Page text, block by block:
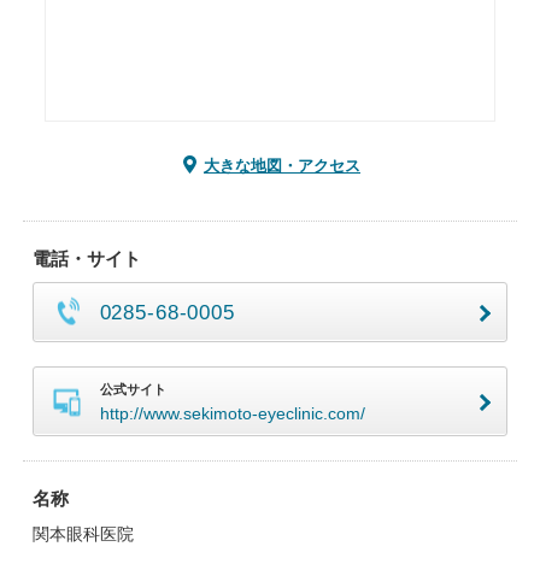
大きな地図・アクセス
電話・サイト
0285-68-0005
公式サイト
http://www.sekimoto-eyeclinic.com/
名称
関本眼科医院